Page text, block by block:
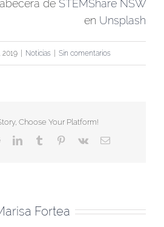
de STEMShare NSW
en Unsplash
2019 Noticias Sin comentarios
Choose Your Platform!
RedditLinkedInTumblr Pinterest
Vk
Correo
Fortea